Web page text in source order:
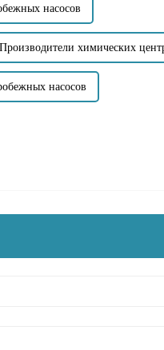
насосов
Производители химических
насосов